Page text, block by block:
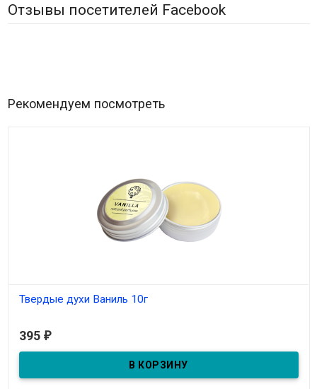
Отзывы посетителей Facebook
Рекомендуем посмотреть
Твердые духи Ваниль 10г
395 ₽